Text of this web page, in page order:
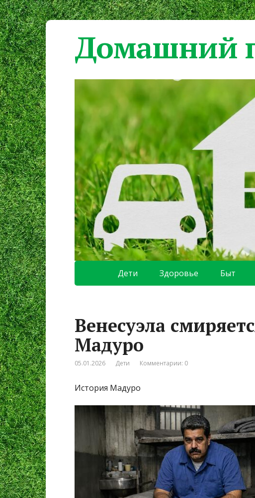
Домашний
Дети Здоровье Быт
Венесуэла
Мадуро
05.01.2026 Дети Комментарии: 0
История Мадуро